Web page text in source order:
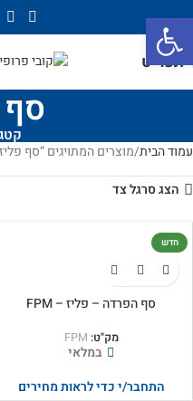
תפריט
סף
עמוד הבית מוצרים המתויגים “סף
הצג סרגל צד
חדש
סף הפרדה – פליז – FPM
מק"ט: FPM
במלאי
התחבר/י כדי לראות מחירים
פתח סרגל